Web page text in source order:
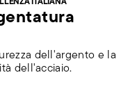
dell'argento e la
dell'acciaio.